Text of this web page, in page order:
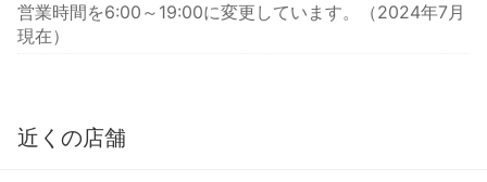
営業時間を6:00～19:00に変更しています。（2024年7月
現在）
近くの店舗